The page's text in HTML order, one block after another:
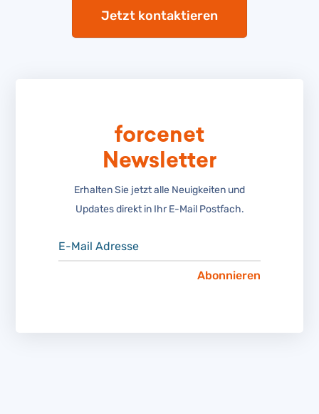
Jetzt kontaktieren
forcenet
Newsletter
Erhalten Sie jetzt alle Neuigkeiten und
Updates direkt in Ihr E-Mail Postfach.